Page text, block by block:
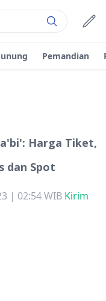
Pemandian
Harga Tiket,
dan Spot
| 02:54 WIB Kirim